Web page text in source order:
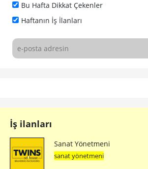
Bu Hafta Dikkat Çekenler
Haftanın İş İlanları
İş ilanları
Sanat Yönetmeni
sanat yönetmeni